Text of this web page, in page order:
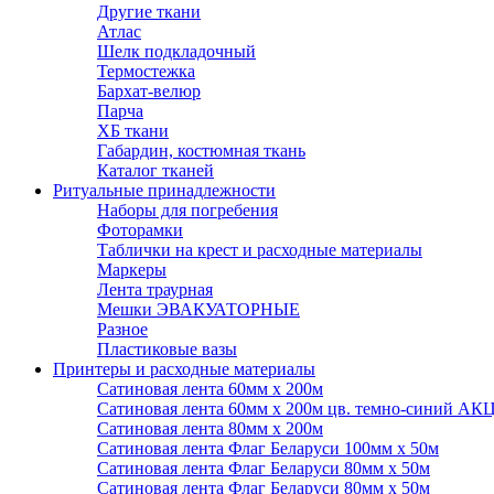
Другие ткани
Атлас
Шелк подкладочный
Термостежка
Бархат-велюр
Парча
ХБ ткани
Габардин, костюмная ткань
Каталог тканей
Ритуальные принадлежности
Наборы для погребения
Фоторамки
Таблички на крест и расходные материалы
Маркеры
Лента траурная
Мешки ЭВАКУАТОРНЫЕ
Разное
Пластиковые вазы
Принтеры и расходные материалы
Сатиновая лента 60мм х 200м
Сатиновая лента 60мм х 200м цв. темно-синий
Сатиновая лента 80мм х 200м
Сатиновая лента Флаг Беларуси 100мм х 50м
Сатиновая лента Флаг Беларуси 80мм х 50м
Сатиновая лента Флаг Беларуси 80мм х 50м